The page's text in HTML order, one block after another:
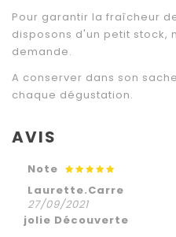
Pour garantir la fraîcheur
disposons d'un petit stock,
demande.
A conserver dans son
chaque dégustation.
AVIS
Note
Laurette.Carre
27/09/2021
jolie Découverte